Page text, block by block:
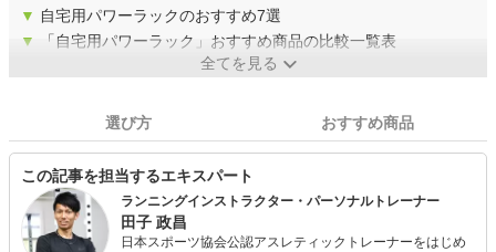
▼ 自宅用パワーラックのおすすめ7選
▼
「自宅用パワーラック」おすすめ商品の比較一覧表
全てを見る
選び方 おすすめ商品
この記事を担当するエキスパート
ランニングインストラクター・パーソナルトレーナー
田子 政昌
日本スポーツ協会公認アスレティックトレーナーをはじめ